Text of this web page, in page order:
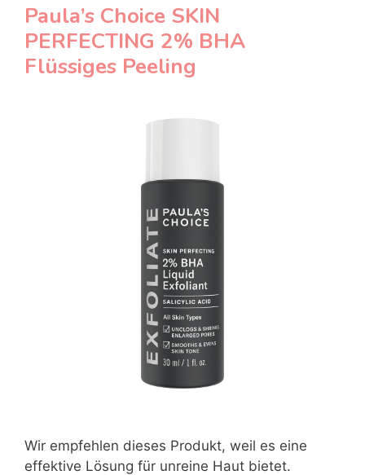
Paula’s Choice SKIN
PERFECTING 2% BHA
Flüssiges Peeling
Wir empfehlen dieses Produkt, weil es eine
effektive Lösung für unreine Haut bietet.